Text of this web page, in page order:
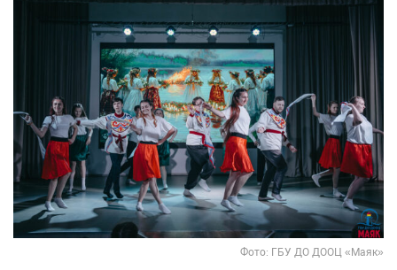
Фото: ГБУ ДО ДООЦ «Маяк»